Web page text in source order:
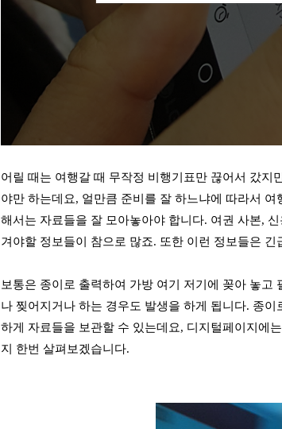
어릴 때는 여행갈 때 무작정 비행기표만 끊어서 갔지
야만 하는데요, 얼만큼 준비를 잘 하느냐에 따라서
해서는 자료들을 잘 모아놓아야 합니다. 여권 사본,
겨야할 정보들이 참으로 많죠. 또한 이런 정보들은
보통은 종이로 출력하여 가방 여기 저기에 꽂아 놓고
나 찢어지거나 하는 경우도 발생을 하게 됩니다. 종
하게 자료들을 보관할 수 있는데요, 디지털페이지에
지 한번 살펴보겠습니다.